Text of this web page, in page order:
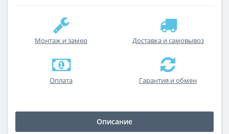
Монтаж и замер Доставка и самовывоз
Оплата Гарантия и обмен
Описание